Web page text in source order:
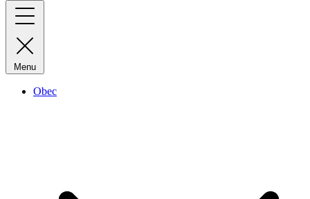
Menu
Obec